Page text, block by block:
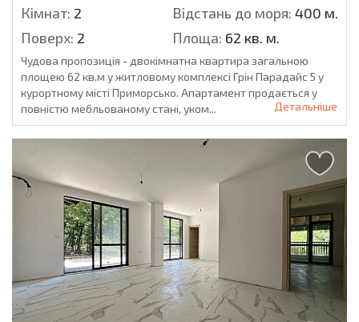
Кімнат: 2 Відстань до моря: 400 м.
Поверх: 2 Площа: 62 кв. м.
Чудова пропозиція - двокімнатна квартира загальною
площею 62 кв.м у житловому комплексі Грін Парадайс 5 у
курортному місті Приморсько. Апартамент продається у
повністю мебльованому стані, уком...
Детальніше